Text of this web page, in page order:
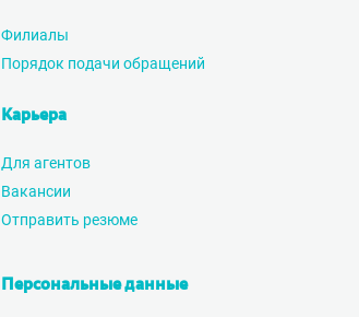
Филиалы
Порядок подачи обращений
Карьера
Для агентов
Вакансии
Отправить резюме
Персональные данные